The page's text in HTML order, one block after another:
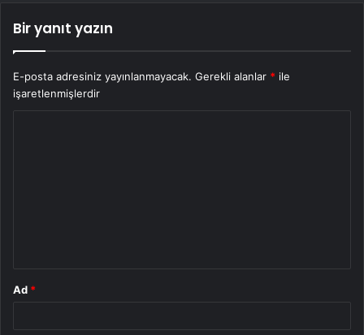
Bir yanıt yazın
E-posta adresiniz yayınlanmayacak. Gerekli alanlar * ile
işaretlenmişlerdir
Ad *